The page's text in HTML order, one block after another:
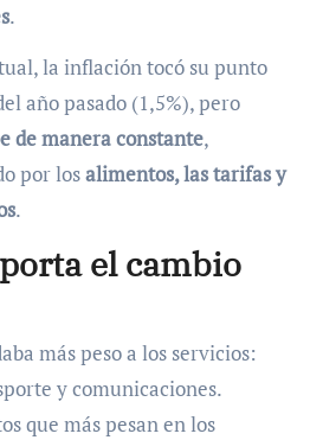
.
la inflación tocó su punto
año pasado (1,5%), pero
de manera constante,
por losalimentos, las tarifas y
.
el cambio
más peso a los servicios:
y comunicaciones.
que más pesan en los